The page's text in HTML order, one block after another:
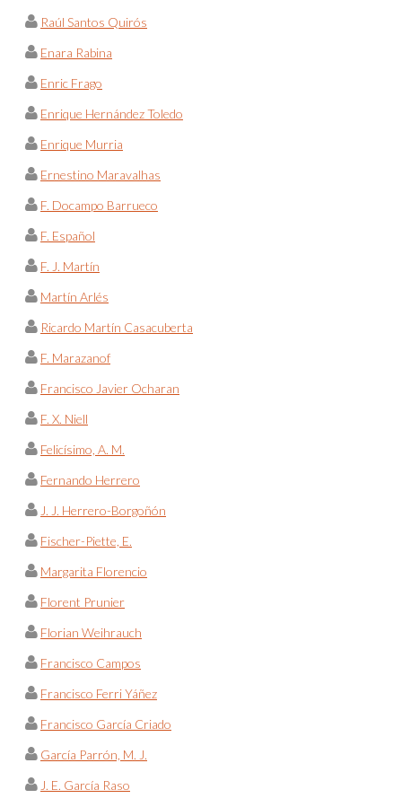
Raúl Santos Quirós
Enara Rabina
Enric Frago
Enrique Hernández Toledo
Enrique Murria
Ernestino Maravalhas
F. Docampo Barrueco
F. Español
F. J. Martín
Martín Arlés
Ricardo Martín Casacuberta
F. Marazanof
Francisco Javier Ocharan
F. X. Niell
Felicísimo, A. M.
Fernando Herrero
J. J. Herrero-Borgoñón
Fischer-Piette, E.
Margarita Florencio
Florent Prunier
Florian Weihrauch
Francisco Campos
Francisco Ferri Yáñez
Francisco García Criado
García Parrón, M. J.
J. E. García Raso